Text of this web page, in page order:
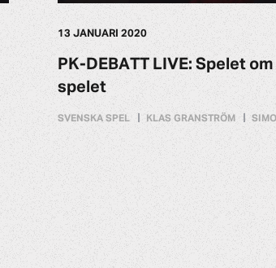
13 JANUARI 2020
PK-DEBATT LIVE: Spelet om
spelet
SVENSKA SPEL KLAS GRANSTRÖM